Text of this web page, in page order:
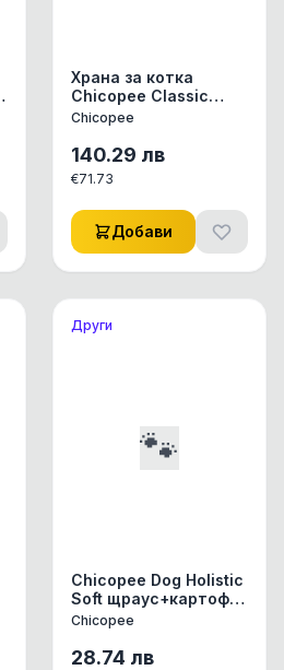
Храна за котка
Chicopee Classic
Nature Line Kitten до
Chicopee
140.29 лв
€71.73
Добави
Други
🐾
Chicopee Dog Holistic
Soft щраус+картофи
2кг
Chicopee
28.74 лв